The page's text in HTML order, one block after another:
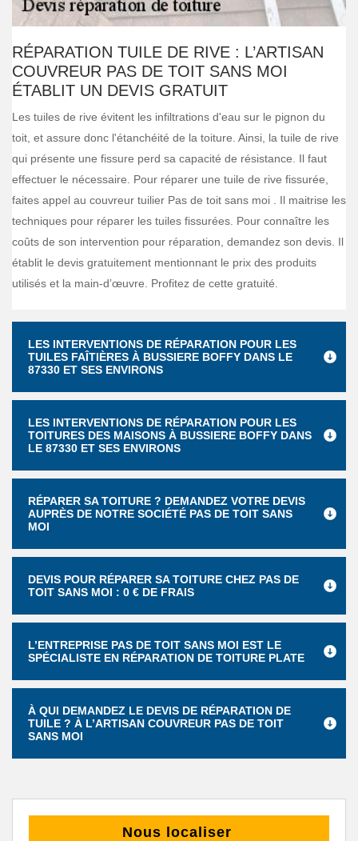
RÉPARATION TUILE DE RIVE : L’ARTISAN
COUVREUR PAS DE TOIT SANS MOI
ÉTABLIT UN DEVIS GRATUIT
Les tuiles de rive évitent les infiltrations d'eau sur le pignon du
toit, et assure donc l'étanchéité de la toiture. Ainsi, la tuile de rive
qui présente une fissure perd sa capacité de résistance. Il faut
effectuer le nécessaire. Pour réparer une tuile de rive fissurée,
faites appel au couvreur tuilier Pas de toit sans moi . Il maitrise les
techniques pour réparer les tuiles fissurées. Pour connaître les
coûts de son intervention pour réparation, demandez son devis. Il
établit le devis gratuitement mentionnant le prix des produits
utilisés et la main-d’œuvre. Profitez de cette gratuité.
LES INTERVENTIONS DE RÉPARATION POUR LES
TUILES FAÎTIÈRES À BUSSIERE BOFFY DANS LE
87330 ET SES ENVIRONS
LES INTERVENTIONS DE RÉPARATION POUR LES
TOITURES DES MAISONS À BUSSIERE BOFFY DANS
LE 87330 ET SES ENVIRONS
RÉPARER SA TOITURE ? DEMANDEZ VOTRE DEVIS
AUPRÈS DE NOTRE SOCIÉTÉ PAS DE TOIT SANS
MOI
DEVIS POUR RÉPARER SA TOITURE CHEZ PAS DE
TOIT SANS MOI : 0 € DE FRAIS
L’ENTREPRISE PAS DE TOIT SANS MOI EST LE
SPÉCIALISTE EN RÉPARATION DE TOITURE PLATE
À QUI DEMANDEZ LE DEVIS DE RÉPARATION DE
TUILE ? À L’ARTISAN COUVREUR PAS DE TOIT
SANS MOI
Nous localiser